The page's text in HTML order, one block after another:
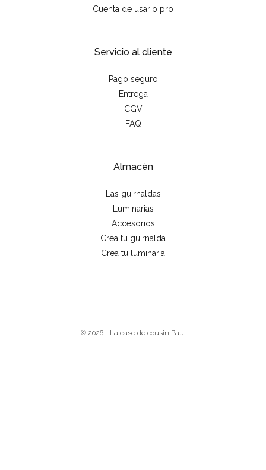
Cuenta de usario pro
Servicio al cliente
Pago seguro
Entrega
CGV
FAQ
Almacén
Las guirnaldas
Luminarias
Accesorios
Crea tu guirnalda
Crea tu luminaria
© 2026 - La case de cousin Paul